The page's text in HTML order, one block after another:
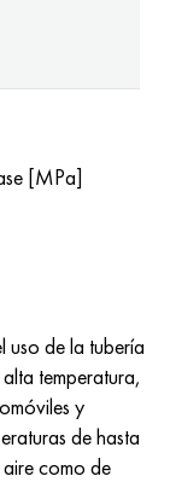
[MPa]
uso de la tubería
temperatura,
y
de hasta
como de